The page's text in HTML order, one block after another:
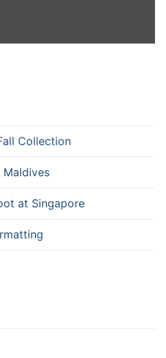
Collection
at Singapore